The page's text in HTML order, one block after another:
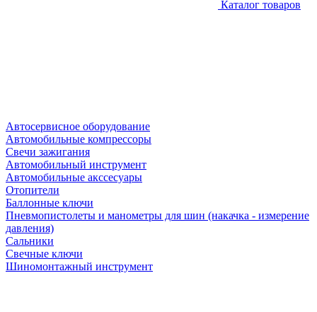
Каталог товаров
Автосервисное оборудование
Автомобильные компрессоры
Свечи зажигания
Автомобильный инструмент
Автомобильные акссесуары
Отопители
Баллонные ключи
Пневмопистолеты и манометры для шин (накачка - измерение
давления)
Сальники
Свечные ключи
Шиномонтажный инструмент